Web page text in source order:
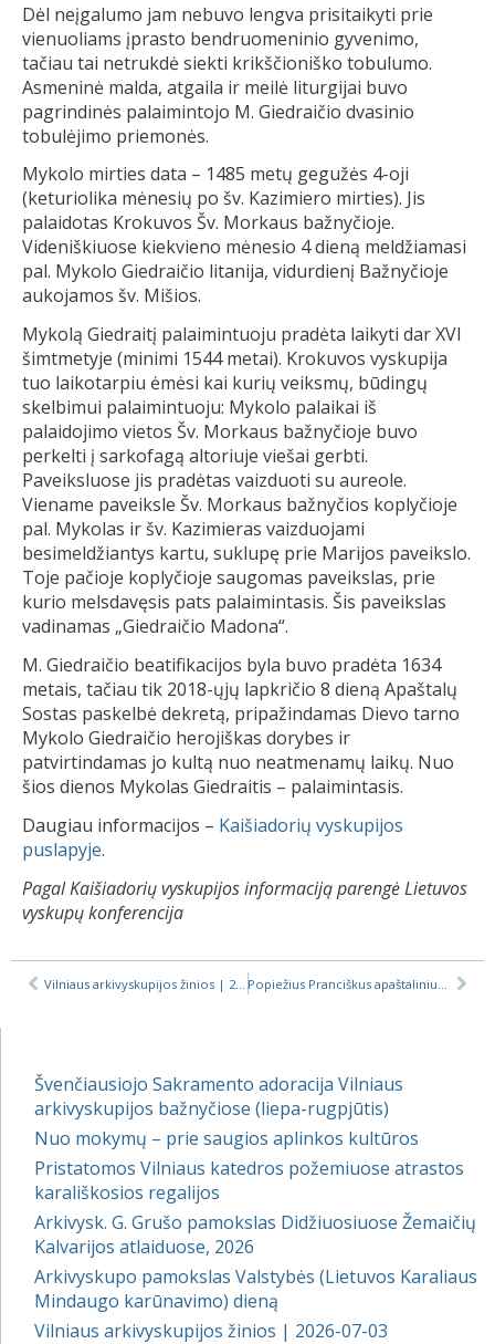
Dėl neįgalumo jam nebuvo lengva prisitaikyti prie
vienuoliams įprasto bendruomeninio gyvenimo,
tačiau tai netrukdė siekti krikščioniško tobulumo.
Asmeninė malda, atgaila ir meilė liturgijai buvo
pagrindinės palaimintojo M. Giedraičio dvasinio
tobulėjimo priemonės.
Mykolo mirties data – 1485 metų gegužės 4-oji
(keturiolika mėnesių po šv. Kazimiero mirties). Jis
palaidotas Krokuvos Šv. Morkaus bažnyčioje.
Videniškiuose kiekvieno mėnesio 4 dieną meldžiamasi
pal. Mykolo Giedraičio litanija, vidurdienį Bažnyčioje
aukojamos šv. Mišios.
Mykolą Giedraitį palaimintuoju pradėta laikyti dar XVI
šimtmetyje (minimi 1544 metai). Krokuvos vyskupija
tuo laikotarpiu ėmėsi kai kurių veiksmų, būdingų
skelbimui palaimintuoju: Mykolo palaikai iš
palaidojimo vietos Šv. Morkaus bažnyčioje buvo
perkelti į sarkofagą altoriuje viešai gerbti.
Paveiksluose jis pradėtas vaizduoti su aureole.
Viename paveiksle Šv. Morkaus bažnyčios koplyčioje
pal. Mykolas ir šv. Kazimieras vaizduojami
besimeldžiantys kartu, suklupę prie Marijos paveikslo.
Toje pačioje koplyčioje saugomas paveikslas, prie
kurio melsdavęsis pats palaimintasis. Šis paveikslas
vadinamas „Giedraičio Madona“.
M. Giedraičio beatifikacijos byla buvo pradėta 1634
metais, tačiau tik 2018-ųjų lapkričio 8 dieną Apaštalų
Sostas paskelbė dekretą, pripažindamas Dievo tarno
Mykolo Giedraičio herojiškas dorybes ir
patvirtindamas jo kultą nuo neatmenamų laikų. Nuo
šios dienos Mykolas Giedraitis – palaimintasis.
Daugiau informacijos – Kaišiadorių vyskupijos
puslapyje.
Pagal Kaišiadorių vyskupijos informaciją parengė Lietuvos
vyskupų konferencija
Švenčiausiojo Sakramento adoracija Vilniaus
arkivyskupijos bažnyčiose (liepa-rugpjūtis)
Nuo mokymų – prie saugios aplinkos kultūros
Pristatomos Vilniaus katedros požemiuose atrastos
karališkosios regalijos
Arkivysk. G. Grušo pamokslas Didžiuosiuose Žemaičių
Kalvarijos atlaiduose, 2026
Arkivyskupo pamokslas Valstybės (Lietuvos Karaliaus
Mindaugo karūnavimo) dieną
Vilniaus arkivyskupijos žinios | 2026-07-03